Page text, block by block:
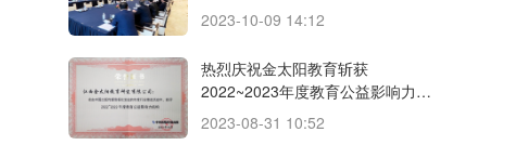
2023-10-09 14:12
热烈庆祝金太阳教育斩获
2022~2023年度教育公益影响力机
构等多个奖项
2023-08-31 10:52